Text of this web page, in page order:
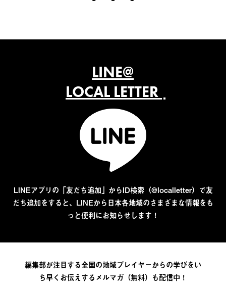
LINE@
LOCAL LETTER
LINEアプリの「友だち追加」からID検索（@localletter）で友
だち追加をすると、LINEから日本各地域のさまざまな情報をも
っと便利にお知らせします！
編集部が注目する全国の地域プレイヤーからの学びをい
ち早くお伝えするメルマガ（無料）も配信中！